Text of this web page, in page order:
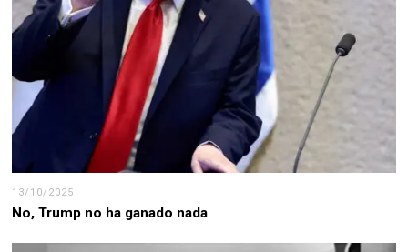
13/10/2025
No, Trump no ha ganado nada